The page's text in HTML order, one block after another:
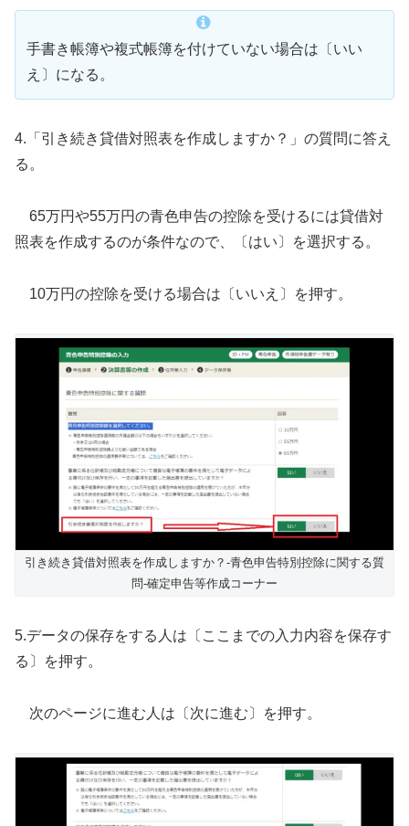
手書き帳簿や複式帳簿を付けていない場合は〔いい
え〕になる。
4.「引き続き貸借対照表を作成しますか？」の質問に答え
る。
65万円や55万円の青色申告の控除を受けるには貸借対
照表を作成するのが条件なので、〔はい〕を選択する。
10万円の控除を受ける場合は〔いいえ〕を押す。
引き続き貸借対照表を作成しますか？-青色申告特別控除に関する質
問-確定申告等作成コーナー
5.データの保存をする人は〔ここまでの入力内容を保存す
る〕を押す。
次のページに進む人は〔次に進む〕を押す。